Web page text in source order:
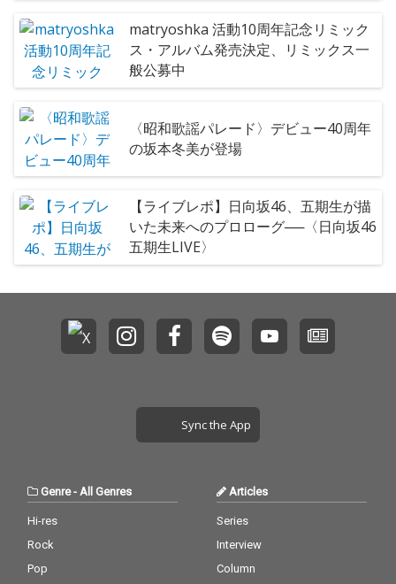
matryoshka 活動10周年記念リミック
ス・アルバム発売決定、リミックス一
般公募中
〈昭和歌謡パレード〉デビュー40周年
の坂本冬美が登場
【ライブレポ】日向坂46、五期生が描
いた未来へのプロローグ──〈日向坂46
五期生LIVE〉
Sync the App
Genre- All Genres
Hi-res
Rock
Pop
Articles
Series
Interview
Column